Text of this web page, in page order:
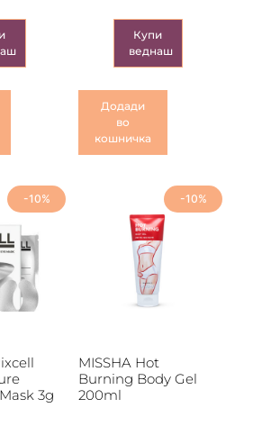
Купи
веднаш
Додади
во
кошничка
-10%
3g
-10%
MISSHA Hot
Burning Body Gel
200ml